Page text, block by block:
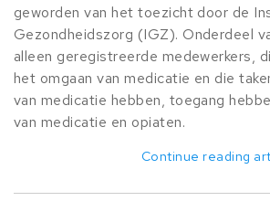
geworden van het toezicht door de
Gezondheidszorg (IGZ). Onderdeel
alleen geregistreerde medewerkers,
het omgaan van medicatie en die
van medicatie hebben, toegang
van medicatie en opiaten.
Continue reading